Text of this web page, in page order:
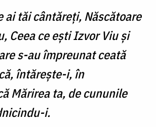
ai tăi cântăreţi, Născă­toare
Ceea ce eşti Izvor Viu şi
s-au împreunat ceată
întăreşte-i, în
Mărirea ta, de cununile
i.